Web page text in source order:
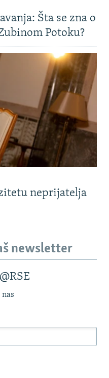
Šta se zna o
Potoku?
neprijatelja
newsletter